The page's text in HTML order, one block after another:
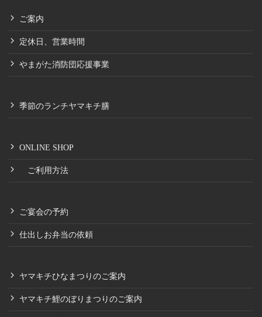
ご案内
定休日、営業時間
やまがた消防団応援事業
季節のランチヤマキチ膳
ONLINE SHOP
ご利用方法
ご宴会の予約
仕出しお弁当の依頼
ヤマキチひなまつりのご案内
ヤマキチ鯉のぼりまつりのご案内